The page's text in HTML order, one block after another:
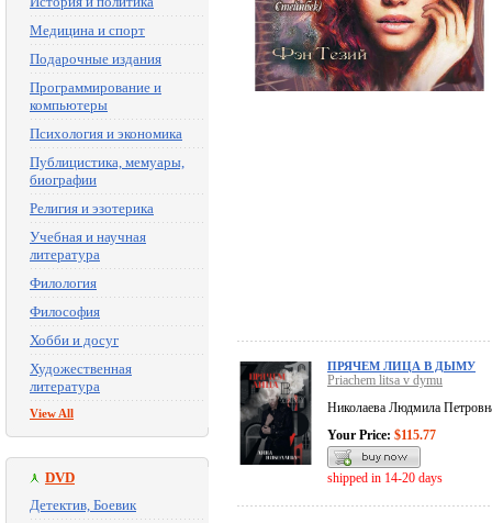
Медицина и спорт
Подарочные издания
Программирование и
компьютеры
Психология и экономика
Публицистика, мемуары,
биографии
Религия и эзотерика
Учебная и научная
литература
Филология
Философия
Хобби и досуг
Художественная
литература
View All
DVD
Детектив, Боевик
ПРЯЧЕМ ЛИЦА В ДЫМУ
Priachem litsa v dymu
Николаева Людмила
Your Price: $115.77
shipped in 14-20 days